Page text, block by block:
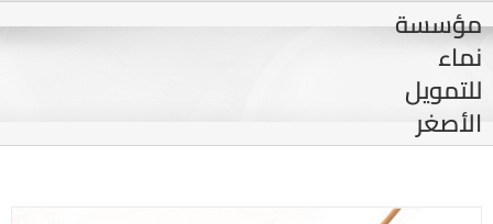
مؤسسة
نماء
للتمويل
الأصغر